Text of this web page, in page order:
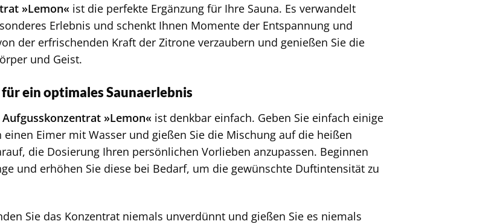
»Lemon« ist die perfekte Ergänzung für Ihre Sauna. Es verwandelt
Erlebnis und schenkt Ihnen Momente der Entspannung und
der erfrischenden Kraft der Zitrone verzaubern und genießen Sie die
und Geist.
ein optimales Saunaerlebnis
Aufgusskonzentrat »Lemon« ist denkbar einfach. Geben Sie einfach einige
Eimer mit Wasser und gießen Sie die Mischung auf die heißen
die Dosierung Ihren persönlichen Vorlieben anzupassen. Beginnen
und erhöhen Sie diese bei Bedarf, um die gewünschte Duftintensität zu
Sie das Konzentrat niemals unverdünnt und gießen Sie es niemals